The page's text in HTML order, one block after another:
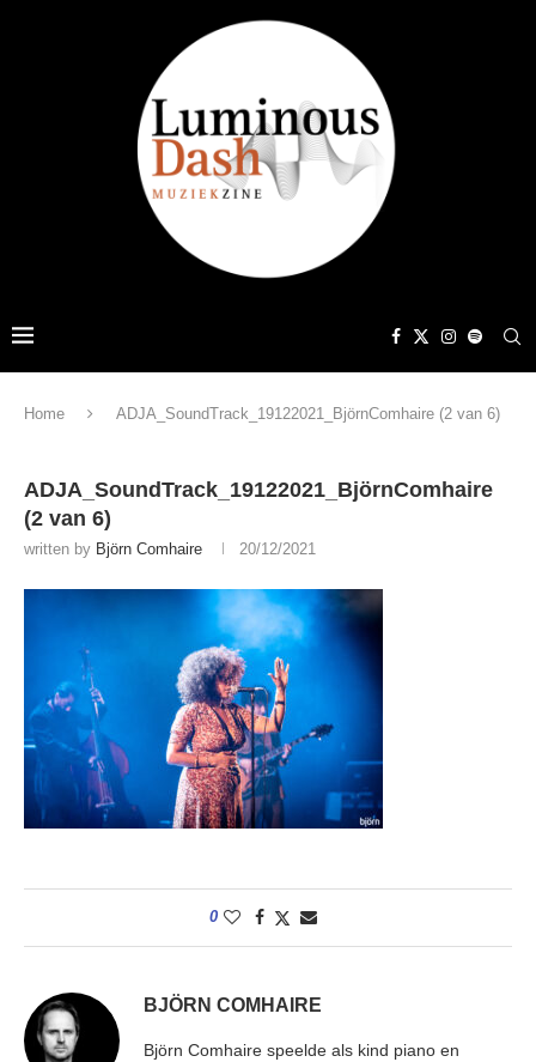
Home ADJA_SoundTrack_19122021_BjörnComhaire (2 van 6)
ADJA_SoundTrack_19122021_BjörnComhaire
(2 van 6)
written by Björn Comhaire 20/12/2021
0
BJÖRN COMHAIRE
Björn Comhaire speelde als kind piano en